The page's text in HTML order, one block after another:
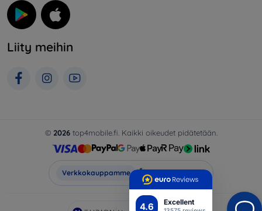
4.6 Excellent
Liity meihin
© 2026top4mobile.fi. Kaikki oikeudet pidätetään.
Verkkokauppamme Top4Mobile.fi